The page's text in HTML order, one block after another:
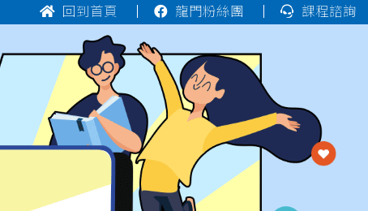
回到首頁 龍門粉絲團 課程諮詢